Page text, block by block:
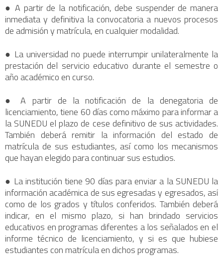
● A partir de la notificación, debe suspender de manera
inmediata y definitiva la convocatoria a nuevos procesos
de admisión y matrícula, en cualquier modalidad.
● La universidad no puede interrumpir unilateralmente la
prestación del servicio educativo durante el semestre o
año académico en curso.
● A partir de la notificación de la denegatoria de
licenciamiento, tiene 60 días como máximo para informar a
la SUNEDU el plazo de cese definitivo de sus actividades.
También deberá remitir la información del estado de
matrícula de sus estudiantes, así como los mecanismos
que hayan elegido para continuar sus estudios.
● La institución tiene 90 días para enviar a la SUNEDU la
información académica de sus egresadas y egresados, así
como de los grados y títulos conferidos. También deberá
indicar, en el mismo plazo, si han brindado servicios
educativos en programas diferentes a los señalados en el
informe técnico de licenciamiento, y si es que hubiese
estudiantes con matrícula en dichos programas.